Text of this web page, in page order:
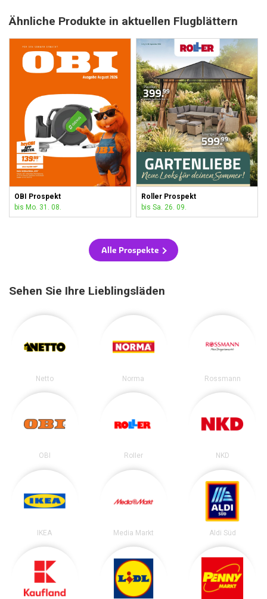
Ähnliche Produkte in aktuellen Flugblättern
OBI Prospekt
bis Mo. 31. 08.
Roller Prospekt
bis Sa. 26. 09.
Alle Prospekte
Sehen Sie Ihre Lieblingsläden
Netto Norma Rossmann
OBI Roller NKD
IKEA Media Markt Aldi Süd